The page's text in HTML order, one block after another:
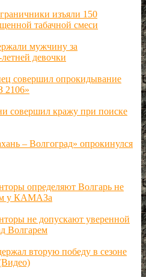
изъяли 150
табачной смеси
мужчину за
девочки
совершил опрокидывание
2106»
совершил кражу при поиске
– Волгоград» опрокинулся
определяют Волгарь не
у КАМАЗа
не допускают уверенной
Волгарем
вторую победу в сезоне